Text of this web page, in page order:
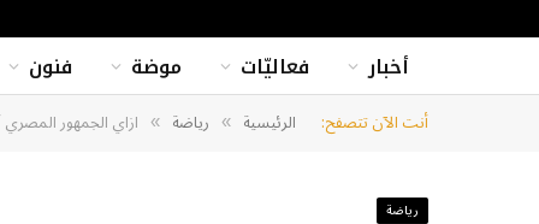
أخبار فعاليّات موضة فنون
أنت الآن تتصفح: الرئيسية » رياضة » ازاي الجمهور
رياضة